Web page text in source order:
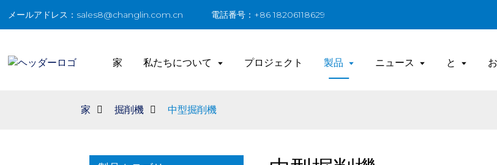
メールアドレス：sales8@changlin.com.cn 電話番号：+86 18206118629
家 私たちについて プロジェクト 製品 ニュース と
家 掘削機 中型掘削機